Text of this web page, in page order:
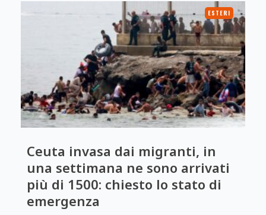
ESTERI
Ceuta invasa dai migranti, in
una settimana ne sono arrivati
più di 1500: chiesto lo stato di
emergenza